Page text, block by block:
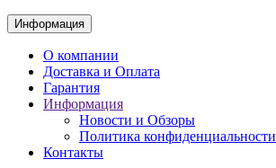
Информация
О компании
Доставка и Оплата
Гарантия
Информация
Новости и Обзоры
Политика конфиденциальности
Контакты